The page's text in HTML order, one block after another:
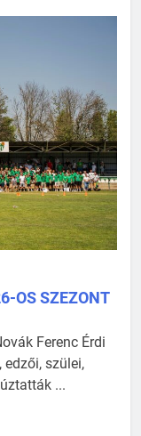
OS SZEZONT
Ferenc Érdi
szülei,
...